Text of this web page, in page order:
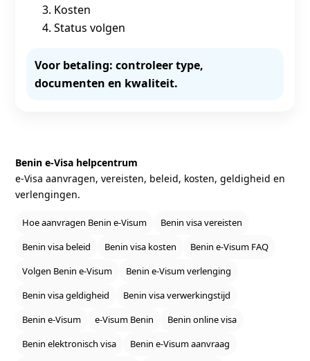
Kosten
Status volgen
Voor betaling: controleer type,
documenten en kwaliteit.
Benin e‑Visa helpcentrum
e‑Visa aanvragen, vereisten, beleid, kosten, geldigheid en
verlengingen.
Hoe aanvragen Benin e‑Visum
Benin visa vereisten
Benin visa beleid
Benin visa kosten
Benin e‑Visum FAQ
Volgen Benin e‑Visum
Benin e‑Visum verlenging
Benin visa geldigheid
Benin visa verwerkingstijd
Benin e‑Visum
e‑Visum Benin
Benin online visa
Benin elektronisch visa
Benin e‑Visum aanvraag